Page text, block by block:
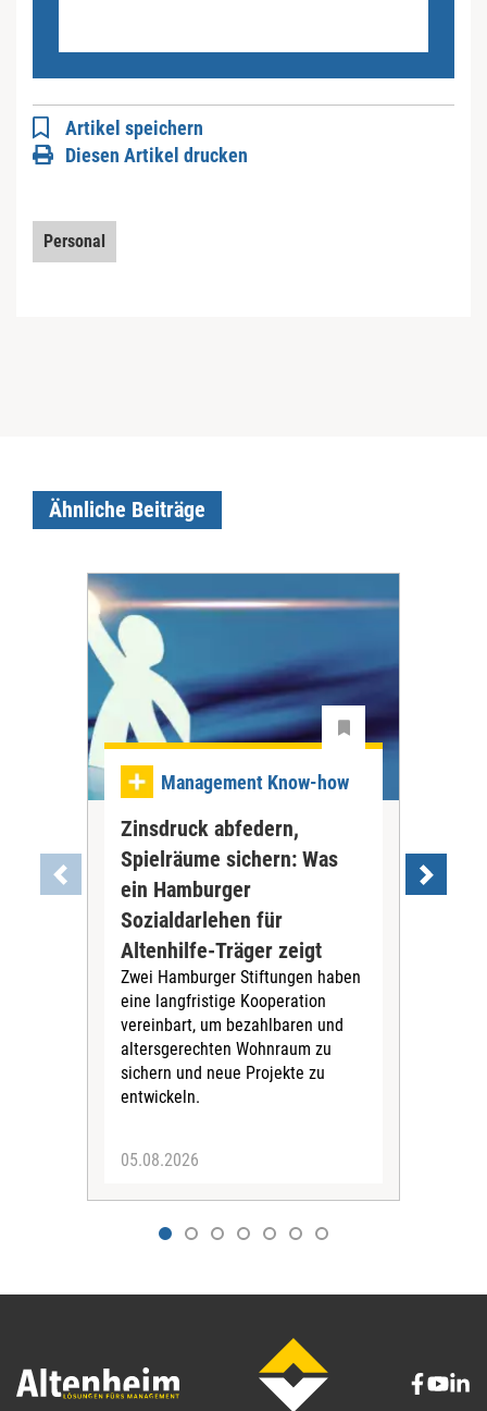
Artikel speichern
Diesen Artikel drucken
Personal
Ähnliche Beiträge
Management Know-how
Zinsdruck abfedern,
Spielräume sichern: Was
ein Hamburger
Sozialdarlehen für
Altenhilfe-Träger zeigt
Zwei Hamburger Stiftungen haben
eine langfristige Kooperation
vereinbart, um bezahlbaren und
altersgerechten Wohnraum zu
sichern und neue Projekte zu
entwickeln.
05.08.2026